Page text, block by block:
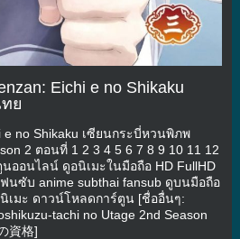
Eichi e no Shikaku
ย
e no Shikaku เซียนกระบี่หวนพิภพ
2 ตอนที่ 1 2 3 4 5 6 7 8 9 10 11 12
ออนไลน์ ดูอนิเมะในมือถือ HD FullHD
นซับ anime subthai fansub ดูบนมือถือ
เมะ ดาวน์โหลดการ์ตูน [ชื่ออื่นๆ:
tachi no Utage 2nd Season
資格]